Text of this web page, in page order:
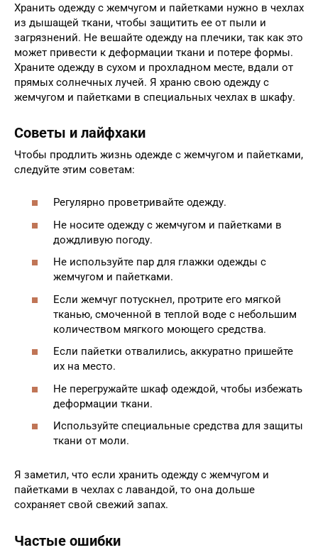
Хранить одежду с жемчугом и пайетками нужно в чехлах
из дышащей ткани, чтобы защитить ее от пыли и
загрязнений. Не вешайте одежду на плечики, так как это
может привести к деформации ткани и потере формы.
Храните одежду в сухом и прохладном месте, вдали от
прямых солнечных лучей. Я храню свою одежду с
жемчугом и пайетками в специальных чехлах в шкафу.
Советы и лайфхаки
Чтобы продлить жизнь одежде с жемчугом и пайетками,
следуйте этим советам:
Регулярно проветривайте одежду.
Не носите одежду с жемчугом и пайетками в
дождливую погоду.
Не используйте пар для глажки одежды с
жемчугом и пайетками.
Если жемчуг потускнел, протрите его мягкой
тканью, смоченной в теплой воде с небольшим
количеством мягкого моющего средства.
Если пайетки отвалились, аккуратно пришейте
их на место.
Не перегружайте шкаф одеждой, чтобы избежать
деформации ткани.
Используйте специальные средства для защиты
ткани от моли.
Я заметил, что если хранить одежду с жемчугом и
пайетками в чехлах с лавандой, то она дольше
сохраняет свой свежий запах.
Частые ошибки